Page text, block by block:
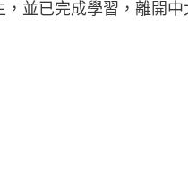
並已完成學習，離開中